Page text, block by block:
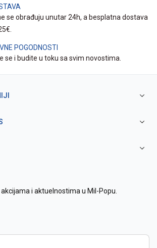
se obrađuju unutar 24h, a besplatna dostava
POGODNOSTI
se i budite u toku sa svim novostima.
i aktuelnostima u Mil-Popu.